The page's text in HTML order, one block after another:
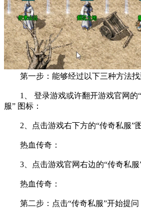
第一步：能够经过以下三种方法找
1、 登录游戏或许翻开游戏官网的“
服” 图标：
2、点击游戏右下方的“传奇私服”图
热血传奇：
3、点击游戏官网右边的“传奇私服”
热血传奇：
第二步：点击“传奇私服”开始提问